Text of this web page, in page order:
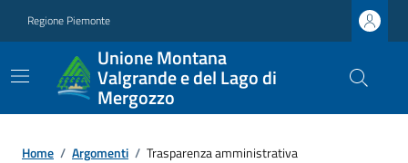
Regione Piemonte
Unione Montana
Valgrande e del Lago di
Mergozzo
Home / Argomenti / Trasparenza amministrativa